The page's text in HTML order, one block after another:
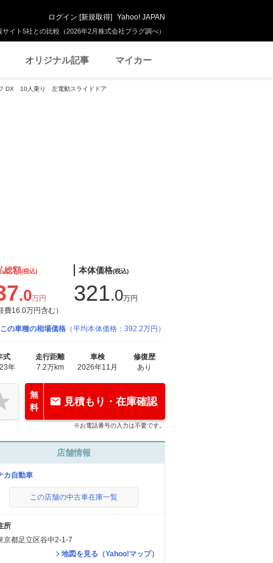
イト5社との比較（2026年2月株式会社プラグ調べ）
ログイン [新規取得] Yahoo! JAPAN
オリジナル記事 マイカー
DX 10人乗り 左電動スライドドア
総額(税込)
.0万円
費16.0万円含む）
本体価格(税込)
321.0万円
この車種の相場価格 （平均本体価格：392.2万円）
式
年
走行距離
7.2万km
車検
2026年11月
修復歴
あり
無
料
見積もり・在庫確認
※お電話番号の入力は不要です。
店舗情報
カ自動車
この店舗の中古車在庫一覧
所
京都足立区谷中2-1-7
地図を見る（Yahoo!マップ）